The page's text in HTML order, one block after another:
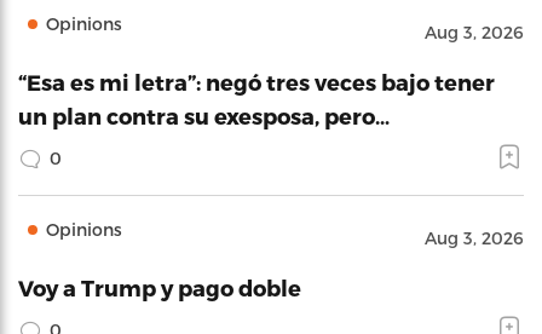
Opinions Aug 3, 2026
“Esa es mi letra”: negó tres veces bajo tener
un plan contra su exesposa, pero…
0
Opinions Aug 3, 2026
Voy a Trump y pago doble